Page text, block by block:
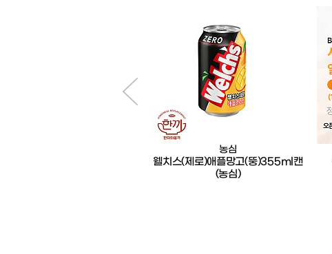
농심
웰치스(제로)애플망고(뚱)355ml캔
(농심)